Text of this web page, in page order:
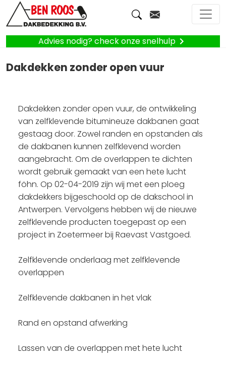
Advies nodig? check onze snelhulp
Dakdekken zonder open vuur
Dakdekken zonder open vuur, de ontwikkeling
van zelfklevende bitumineuze dakbanen gaat
gestaag door. Zowel randen en opstanden als
de dakbanen kunnen zelfklevend worden
aangebracht. Om de overlappen te dichten
wordt gebruik gemaakt van een hete lucht
föhn. Op 02-04-2019 zijn wij met een ploeg
dakdekkers bijgeschoold op de dakschool in
Antwerpen. Vervolgens hebben wij de nieuwe
zelfklevende producten toegepast op een
project in Zoetermeer bij Raevast Vastgoed.
Zelfklevende onderlaag met zelfklevende
overlappen
Zelfklevende dakbanen in het vlak
Rand en opstand afwerking
Lassen van de overlappen met hete lucht